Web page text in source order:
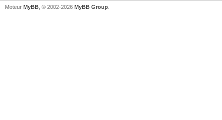
Moteur MyBB , © 2002-2026 MyBB Group